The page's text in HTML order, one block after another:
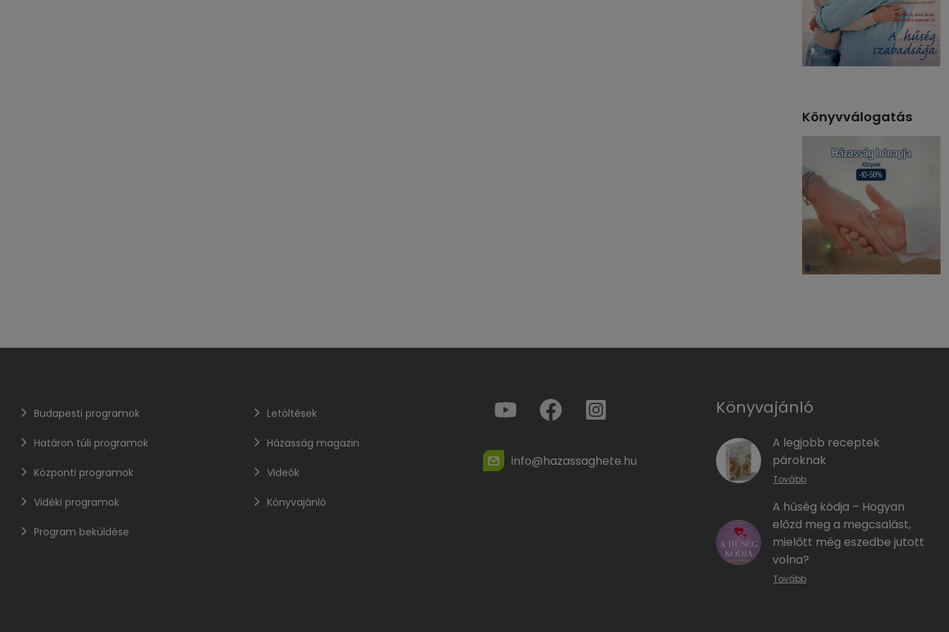
Könyvválogatás
Budapesti programok
Határon túli programok
Központi programok
Vidéki programok
Program beküldése
Letöltések
Házasság magazin
Videók
Könyvajánló
info@hazassaghete.hu
Könyvajánló
A legjobb receptek
pároknak
Tovább
A hűség kódja – Hogyan
előzd meg a megcsalást,
mielőtt még eszedbe jutott
volna?
Tovább